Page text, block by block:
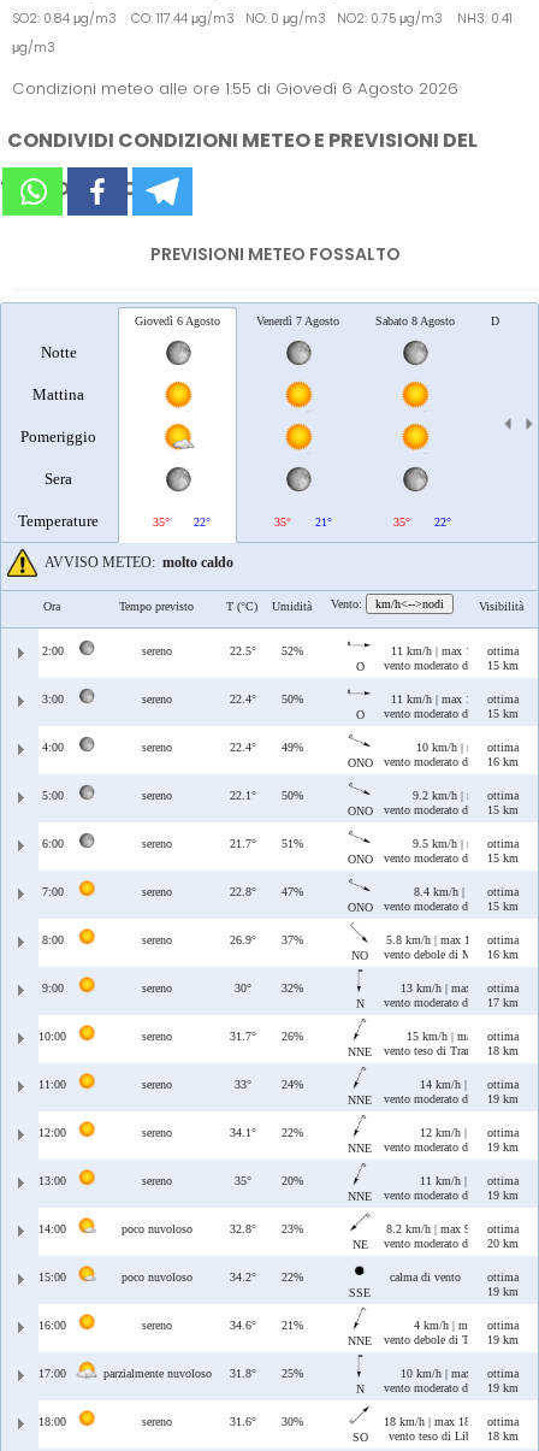
SO2: 0.84 μg/m3 CO: 117.44 μg/m3 NO: 0 μg/m3 NO2: 0.75 μg/m3 NH3: 0.41
μg/m3
Condizioni meteo alle ore 1:55 di Giovedì 6 Agosto 2026
CONDIVIDI CONDIZIONI METEO E PREVISIONI DEL
TEMPO SUI SOCIAL
PREVISIONI METEO FOSSALTO
Notte
Mattina
Pomeriggio
Sera
Temperature
Giovedì 6 Agosto
35° 22°
Venerdì 7 Agosto
35° 21°
Sabato 8 Agosto
35° 22°
AVVISO METEO: molto caldo
Ora Tempo previsto T (°C) Umidità Vento: km/h<-->nodi Visibilità
2:00 sereno 22.5°
52%
O
11 km/h | max 15 km/h
vento moderato di Ponente
ottima
15 km
3:00 sereno 22.4°
50%
O
11 km/h | max 13 km/h
vento moderato di Ponente
ottima
15 km
4:00 sereno 22.4°
49%
ONO
10 km/h | max 12 km/h
vento moderato di Ponente/
ottima
16 km
5:00 sereno 22.1°
50%
ONO
9.2 km/h | max 9.9 km/h
vento moderato di Ponente/
ottima
15 km
6:00 sereno 21.7°
51%
ONO
9.5 km/h | max 9.5 km/h
vento moderato di Ponente/
ottima
15 km
7:00 sereno 22.8°
47%
ONO
8.4 km/h | max 10 km/h
vento moderato di Ponente/
ottima
15 km
8:00 sereno 26.9°
37%
NO
5.8 km/h | max 16 km/h
vento debole di Maestrale
ottima
16 km
9:00 sereno 30°
32%
N
13 km/h | max 15 km/h
vento moderato di Tramontana
ottima
17 km
10:00 sereno 31.7°
26%
NNE
15 km/h | max 15 km/h
vento teso di Tramontana/
ottima
18 km
11:00 sereno 33°
24%
NNE
14 km/h | max 14 km/h
vento moderato di Tramontana/
ottima
19 km
12:00 sereno 34.1°
22%
NNE
12 km/h | max 13 km/h
vento moderato di Tramontana/
ottima
19 km
13:00 sereno 35°
20%
NNE
11 km/h | max 11 km/h
vento moderato di Tramontana/
ottima
19 km
14:00 poco nuvoloso 32.8°
23%
NE
8.2 km/h | max 9.6 km/h
vento moderato di Grecale
ottima
20 km
15:00 poco nuvoloso 34.2°
22%
SSE
calma di vento
ottima
19 km
16:00 sereno 34.6°
21%
NNE
4 km/h | max 9.1 km/h
vento debole di Tramontana/
ottima
19 km
17:00 parzialmente nuvoloso 31.8°
25%
N
10 km/h | max 11 km/h
vento moderato di Tramontana
ottima
19 km
18:00 sereno 31.6°
30%
SO
18 km/h | max 18 km/h
vento teso di Libeccio
ottima
18 km